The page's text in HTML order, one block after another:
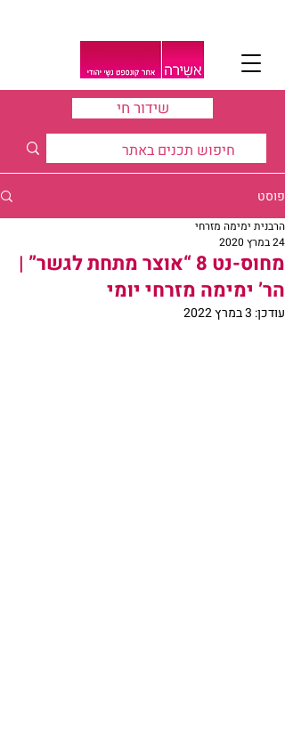
שידור חי
פוסט
מחוס-נט 8 “אוצר מתחת לגשר” |
הר’ ימימה מזרחי יומי
הרבנית ימימה מזרחי
24 במרץ 2020
עודכן: 3 במרץ 2022